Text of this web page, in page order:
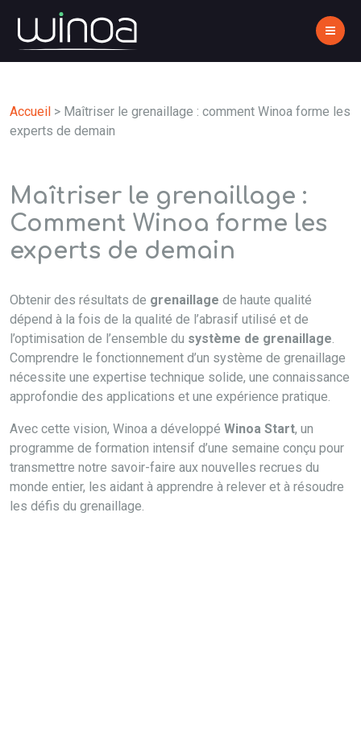
Accueil > Maîtriser le grenaillage : comment Winoa forme les
experts de demain
Maîtriser le grenaillage :
Comment Winoa forme les
experts de demain
Obtenir des résultats de grenaillage de haute qualité
dépend à la fois de la qualité de l’abrasif utilisé et de
l’optimisation de l’ensemble du système de grenaillage.
Comprendre le fonctionnement d’un système de grenaillage
nécessite une expertise technique solide, une connaissance
approfondie des applications et une expérience pratique.
Avec cette vision, Winoa a développé Winoa Start, un
programme de formation intensif d’une semaine conçu pour
transmettre notre savoir-faire aux nouvelles recrues du
monde entier, les aidant à apprendre à relever et à résoudre
les défis du grenaillage.